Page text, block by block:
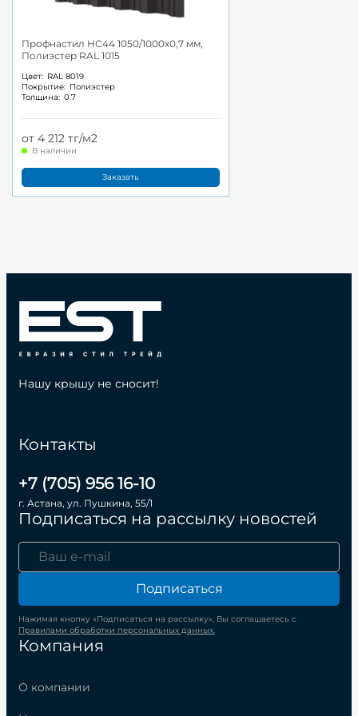
Профнастил НС44 1050/1000x0,7 мм,
Полиэстер RAL 1015
Цвет: RAL 8019
Покрытие: Полиэстер
Толщина: 0.7
от 4 212 тг/м2
В наличии
Заказать
Компания
О компании
Контакты
+7 (705) 956 16-10
г. Астана, ул. Пушкина, 55/1
Подписаться на рассылку новостей
Подписаться
Нажимая кнопку «Подписаться на рассылку», Вы соглашаетесь с
Правилами обработки персональных данных.
Нашу крышу не сносит!